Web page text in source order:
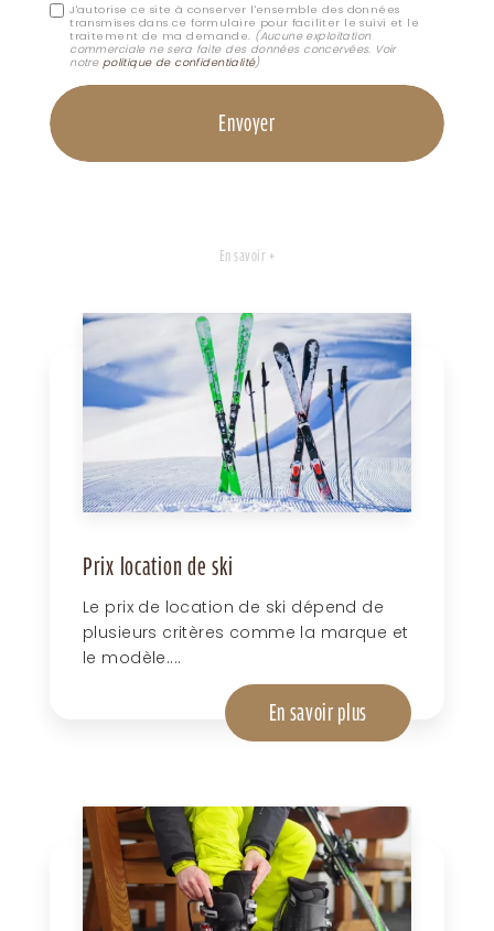
J'autorise ce site à conserver l'ensemble des données
transmises dans ce formulaire pour faciliter le suivi et le
traitement de ma demande. (Aucune exploitation
commerciale ne sera faite des données concervées. Voir
notre politique de confidentialité)
En savoir +
Prix location de ski
Le prix de location de ski dépend de
plusieurs critères comme la marque et
le modèle....
En savoir plus